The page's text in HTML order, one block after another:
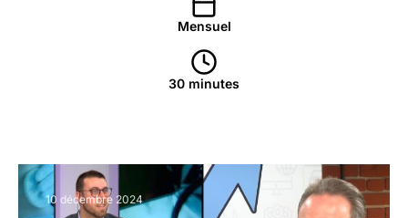
Mensuel
30 minutes
10 décembre 2024